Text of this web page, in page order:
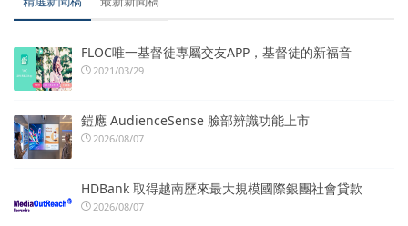
FLOC唯一基督徒專屬交友APP，基督徒的新福音
2021/03/29
鎧應 AudienceSense 臉部辨識功能上市
2026/08/07
HDBank 取得越南歷來最大規模國際銀團社會貸款
2026/08/07